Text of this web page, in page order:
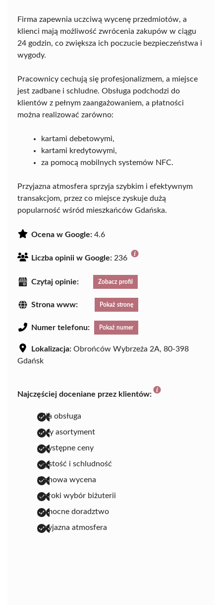
Firma zapewnia uczciwą wycenę przedmiotów, a
klienci mają możliwość zwrócenia zakupów w ciągu
24 godzin, co zwiększa ich poczucie bezpieczeństwa i
wygody.
Pracownicy cechują się profesjonalizmem, a miejsce
jest zadbane i schludne. Obsługa podchodzi do
klientów z pełnym zaangażowaniem, a płatności
można realizować zarówno:
kartami debetowymi,
kartami kredytowymi,
za pomocą mobilnych systemów NFC.
Przyjazna atmosfera sprzyja szybkim i efektywnym
transakcjom, przez co miejsce zyskuje dużą
popularność wśród mieszkańców Gdańska.
Ocena w Google: 4.6
Liczba opinii w Google: 236
Czytaj opinie: Zobacz profil
Strona www: Pokaż stronę
Numer telefonu: Pokaż numer
Lokalizacja: Obrońców Wybrzeża 2A, 80-398
Gdańsk
Najczęściej doceniane przez klientów:
miła obsługa
duży asortyment
przystępne ceny
czystość i schludność
fachowa wycena
szeroki wybór biżuterii
pomocne doradztwo
przyjazna atmosfera